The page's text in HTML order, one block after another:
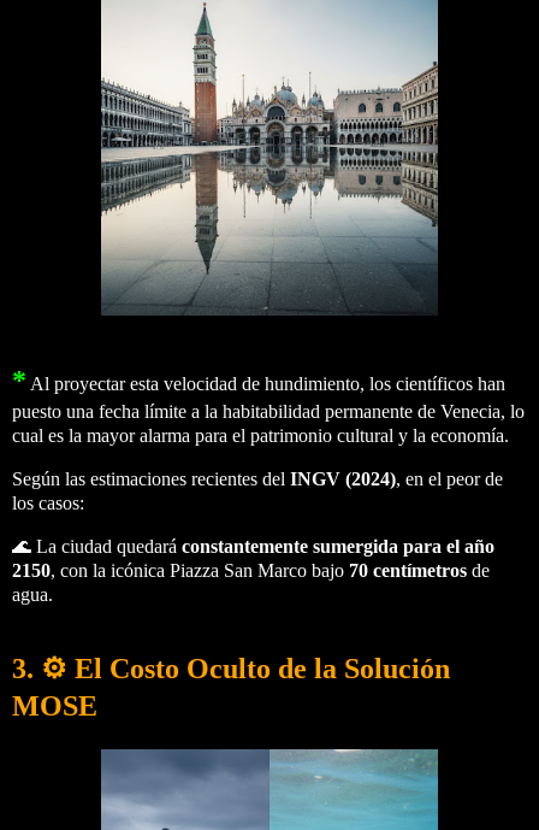
* Al proyectar esta velocidad de hundimiento, los científicos han
puesto una fecha límite a la habitabilidad permanente de Venecia, lo
cual es la mayor alarma para el patrimonio cultural y la economía.
Según las estimaciones recientes del INGV (2024), en el peor de
los casos:
🌊 La ciudad quedará constantemente sumergida para el año
2150, con la icónica Piazza San Marco bajo 70 centímetros de
agua.
3. ⚙️ El Costo Oculto de la Solución
MOSE